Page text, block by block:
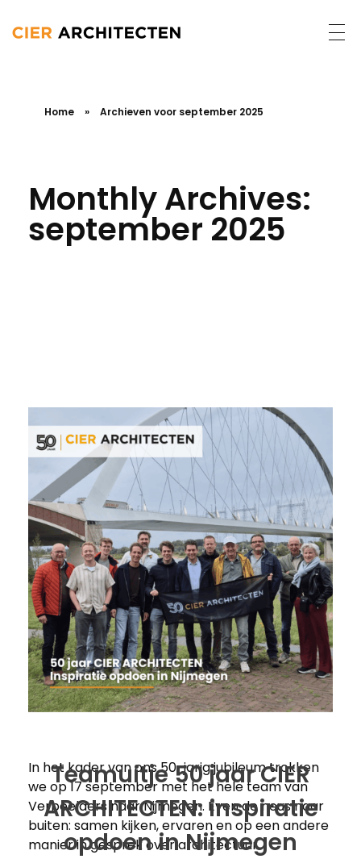
Home » Archieven voor september 2025
Monthly Archives:
september 2025
Teamuitje 50 jaar CIER
ARCHITECTEN: inspiratie
opdoen in Nijmegen
In het kader van ons 50-jarig jubileum trokken
we op 17 september met het hele team van
Verbeelders naar Nijmegen. Even de neus naar
buiten: samen kijken, ervaren en op een andere
manier in gesprek over architectuur.